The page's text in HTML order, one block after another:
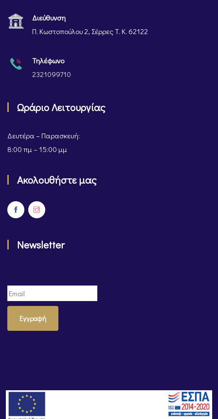
Διεύθυνση
Π. Κωστοπούλου 2, Σέρρες Τ. Κ. 62122
Τηλέφωνο
2321099710
Ωράριο Λειτουργίας
Δευτέρα – Παρασκευή:
8:00 πμ – 15:00 μμ
Ακολουθήστε μας
Newsletter
Εγγραφή